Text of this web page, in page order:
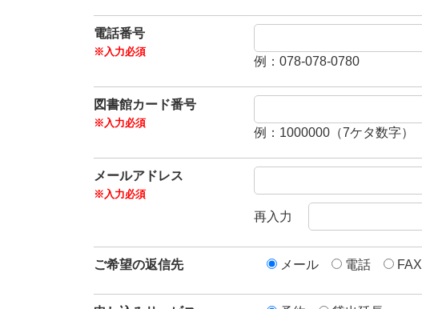
電話番号
例：078-078-0780
図書館カード番号
例：1000000（7ケタ数字）
メールアドレス
再入力
ご希望の返信先 メール 電話 FAX